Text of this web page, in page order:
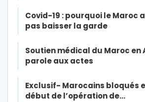
Covid-19 : pourquoi le Maroc
pas baisser la garde
Soutien médical du Maroc en
parole aux actes
Exclusif- Marocains bloqués
début de l’opération de…